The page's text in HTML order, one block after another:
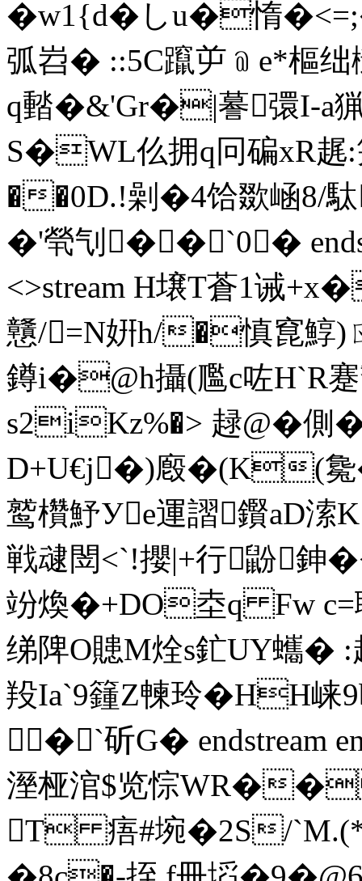
�w1{d�しu�惰
弧岧� ::5C躥屰﹫e*
q濌�&'Gr�|謩彋I-a猟
S�WL仫拥q冋碥xR趘
��0D.!劋 �4饸欼崡8/
�'煢刏��`0�
<>stream H壌T蒼1 诫
戇/=N姸h/�慎窤鯙)ㄖ
鐏i�@h攝(尶c咗H`R
s2iKz%�> 趢@�
D+U€j�)廏�(K(毚
鹫欑魣Уe運謵鑦aD溹
戦叇閚<`!攖|+行鼢
竕煥�+DO坴q Fw c=
绨陴O贃M烇s釯UY蠵� :
羖Ia`9籦Z朄玲�HH崃
�`斫G� endstream
溼桠涫$览悰WR�
T 痦#埦� 2 S/